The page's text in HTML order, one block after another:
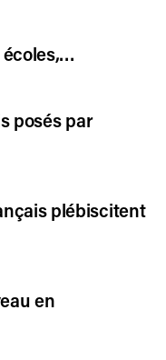
écoles,…
posés par
plébiscitent
en